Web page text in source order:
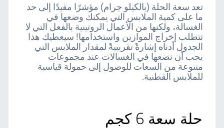
تعد سعة الحلة (بالكيلو جرام) مؤشرًا مفيدًا إلى حد
ما على كمية الملابس التي يمكنك وضعها في
الغسالة، ولكنها من الأعمال الروتينية بالفعل التي لا
تتطلب إخراج الموازين واستخدامها! سيعطيك هذا
الجدول أدناه إشارةً تقريبيةً لمقدار الملابس التي
يجب أن تضعها في الغسالات عند مجموعات
متنوعة من السعات للوصول إلى حمولة قياسية
للملابس القطنية.
حلة سعة 6 كجم